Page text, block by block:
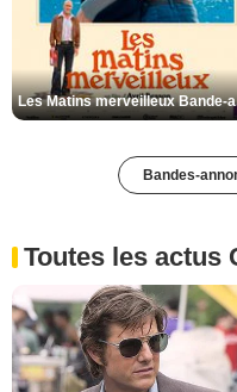
Bandes-
Toutes les actus